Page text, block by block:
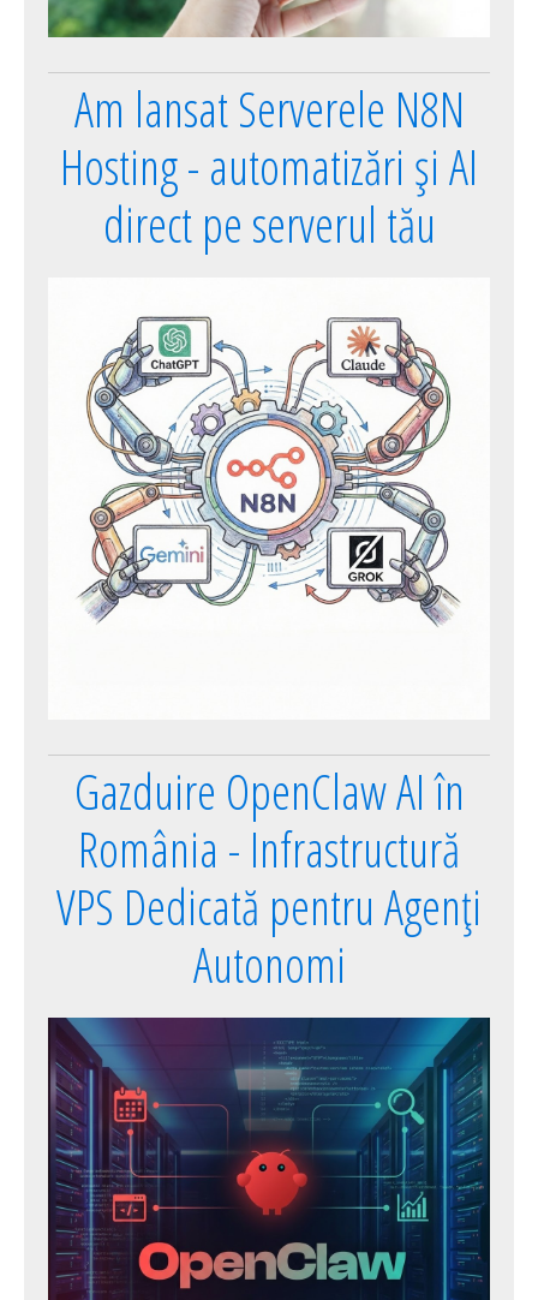
Am lansat Serverele N8N
Hosting - automatizări și AI
direct pe serverul tău
Gazduire OpenClaw AI în
România - Infrastructură
VPS Dedicată pentru Agenți
Autonomi